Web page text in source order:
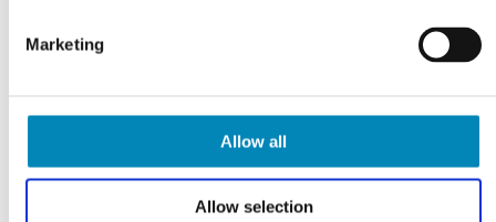
Marketing
Allow all
Allow selection